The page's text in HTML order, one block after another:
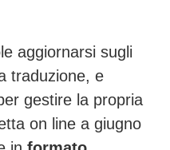
aggiornarsi sugli
traduzione, e
gestire la propria
on line a giugno